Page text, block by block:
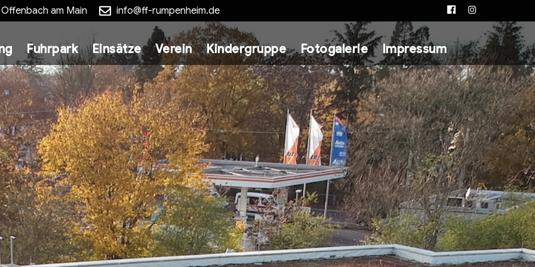
am Main info@ff-rumpenheim.de Facebook
Fuhrpark Einsätze Verein Kindergruppe Fotogalerie Impressum